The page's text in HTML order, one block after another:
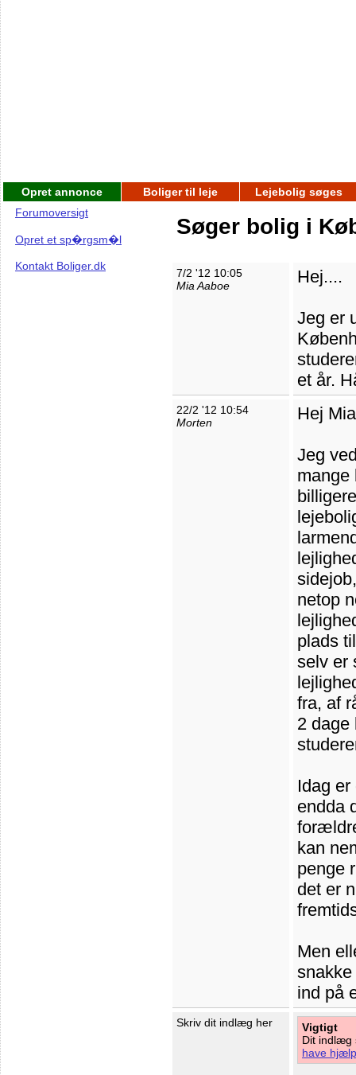
Opret annonce Boliger til leje
Lejebolig søges
Forumoversigt
Opret et sp�rgsm�l
Kontakt Boliger.dk
Søger bolig i
7/2 '12 10:05
Mia Aaboe
Hej....
Jeg er
et år.
22/2 '12 10:54
Morten
Hej Mia
Jeg
mange
netop
plads
selv er
fra, af
2 dage
Idag
endda
kan
penge
det er
Men
ind på
Skriv dit indlæg her
Vigtigt
Dit indlæg
have